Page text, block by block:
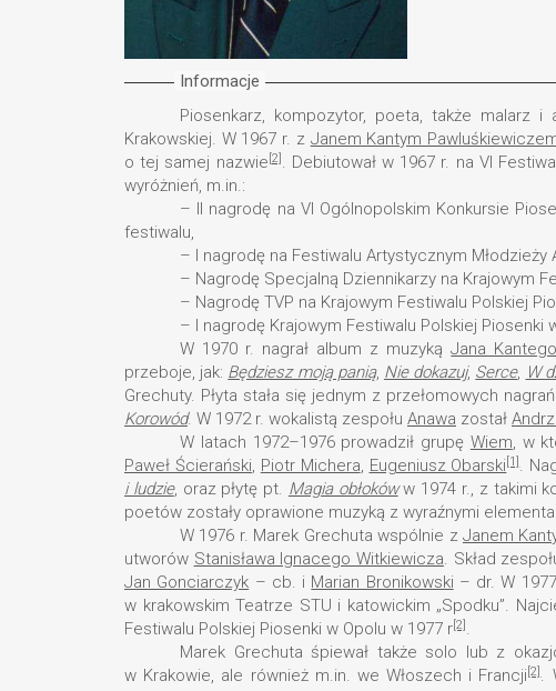
Informacje
Piosenkarz, kompozytor, poeta, także malarz
Krakowskiej. W 1967 r. z Janem Kantym
o tej samej nazwie [2] . Debiutował w 1967 r. na VI
wyróżnień, m.in.:
– II nagrodę na VI Ogólnopolskim Konkursie
festiwalu,
– I nagrodę na Festiwalu Artystycznym Młodzieży
– Nagrodę Specjalną Dziennikarzy na Krajowym
– Nagrodę TVP na Krajowym Festiwalu Polskiej
– I nagrodę Krajowym Festiwalu Polskiej Piosenki
W 1970 r. nagrał album z muzykąJana
przeboje, jak: Będziesz moją panią, Nie dokazuj, Serce, W
Grechuty. Płyta stała się jednym z przełomowych
Korowód. W 1972 r. wokalistą zespołu Anawa został
W latach 1972–1976 prowadził grupę Wiem, w
Paweł Ścierański, Piotr Michera, Eugeniusz Obarski [1].
i ludzie, oraz płytę pt. Magia obłokóww 1974 r., z takimi
poetów zostały oprawione muzyką z wyraźnymi
W 1976 r. Marek Grechuta wspólnie z Janem
utworów Stanisława Ignacego Witkiewicza. Skład
Jan Gonciarczyk – cb. i Marian Bronikowski – dr. W
w krakowskim Teatrze STU i katowickim „Spodku”.
Festiwalu Polskiej Piosenki w Opolu w 1977 r[2] .
Marek Grechuta śpiewał także solo lub z
w Krakowie, ale również m.in. we Włoszech i Francji [2].